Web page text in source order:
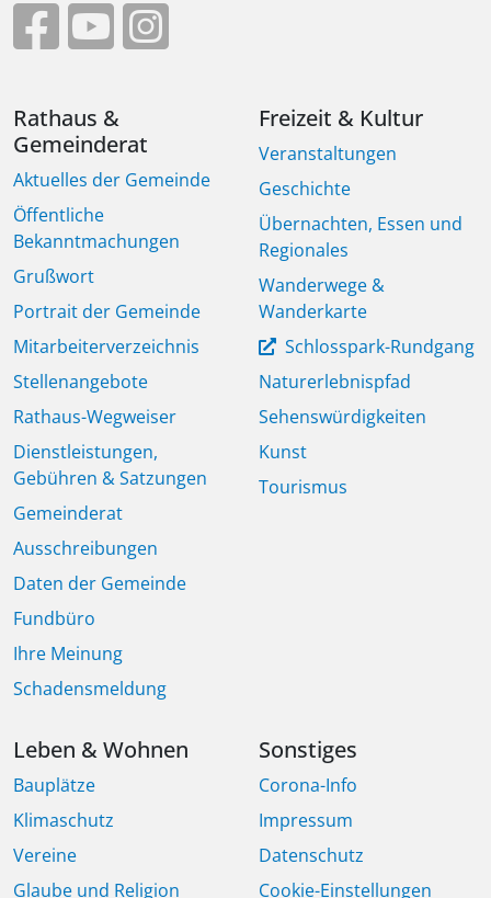
Rathaus &
Gemeinderat
Aktuelles der Gemeinde
Öffentliche
Bekanntmachungen
Grußwort
Portrait der Gemeinde
Mitarbeiterverzeichnis
Stellenangebote
Rathaus-Wegweiser
Dienstleistungen,
Gebühren & Satzungen
Gemeinderat
Ausschreibungen
Daten der Gemeinde
Fundbüro
Ihre Meinung
Schadensmeldung
Freizeit & Kultur
Veranstaltungen
Geschichte
Übernachten, Essen und
Regionales
Wanderwege &
Wanderkarte
Schlosspark-Rundgang
Naturerlebnispfad
Sehenswürdigkeiten
Kunst
Tourismus
Leben & Wohnen
Bauplätze
Klimaschutz
Vereine
Glaube und Religion
Sonstiges
Corona-Info
Impressum
Datenschutz
Cookie-Einstellungen